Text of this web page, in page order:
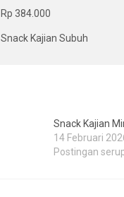
Rp 384.000
Snack Kajian Subuh
Snack Kajian
14 Februari
Postingan